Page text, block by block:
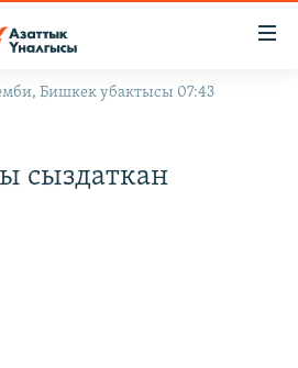
Бишкек убактысы 07:43
сыздаткан